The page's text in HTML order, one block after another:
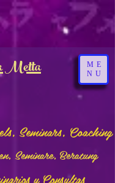
logged in
Seminars, Coaching
Seminare, Beratung
y Consultas
ME
NU